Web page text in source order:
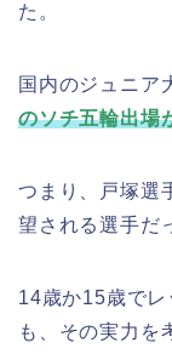
た。
国内のジュニア
のソチ五輪出場
つまり、戸塚選
望される選手だ
14歳か15歳で
も、その実力を